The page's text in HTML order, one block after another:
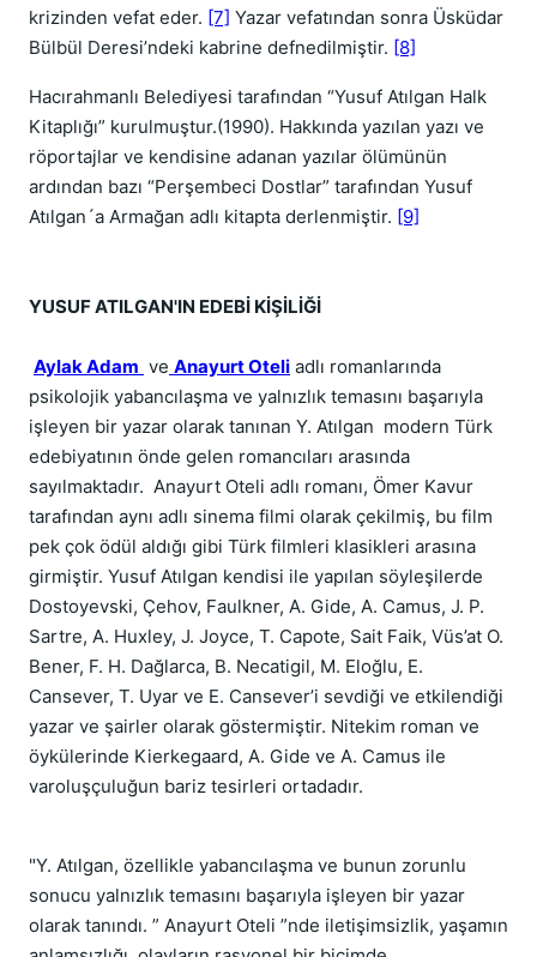
krizinden vefat eder. [7] Yazar vefatından sonra Üsküdar
Bülbül Deresi’ndeki kabrine defnedilmiştir. [8]
Hacırahmanlı Belediyesi tarafından “Yusuf Atılgan Halk
Kitaplığı” kurulmuştur.(1990). Hakkında yazılan yazı ve
röportajlar ve kendisine adanan yazılar ölümünün
ardından bazı “Perşembeci Dostlar” tarafından Yusuf
Atılgan´a Armağan adlı kitapta derlenmiştir. [9]
YUSUF ATILGAN'IN EDEBİ KİŞİLİĞİ
Aylak Adam ve Anayurt Oteli adlı romanlarında
psikolojik yabancılaşma ve yalnızlık temasını başarıyla
işleyen bir yazar olarak tanınan Y. Atılgan modern Türk
edebiyatının önde gelen romancıları arasında
sayılmaktadır. Anayurt Oteli adlı romanı, Ömer Kavur
tarafından aynı adlı sinema filmi olarak çekilmiş, bu film
pek çok ödül aldığı gibi Türk filmleri klasikleri arasına
girmiştir. Yusuf Atılgan kendisi ile yapılan söyleşilerde
Dostoyevski, Çehov, Faulkner, A. Gide, A. Camus, J. P.
Sartre, A. Huxley, J. Joyce, T. Capote, Sait Faik, Vüs’at O.
Bener, F. H. Dağlarca, B. Necatigil, M. Eloğlu, E.
Cansever, T. Uyar ve E. Cansever’i sevdiği ve etkilendiği
yazar ve şairler olarak göstermiştir. Nitekim roman ve
öykülerinde Kierkegaard, A. Gide ve A. Camus ile
varoluşçuluğun bariz tesirleri ortadadır.
"Y. Atılgan, özellikle yabancılaşma ve bunun zorunlu
sonucu yalnızlık temasını başarıyla işleyen bir yazar
olarak tanındı. ” Anayurt Oteli ”nde iletişimsizlik, yaşamın